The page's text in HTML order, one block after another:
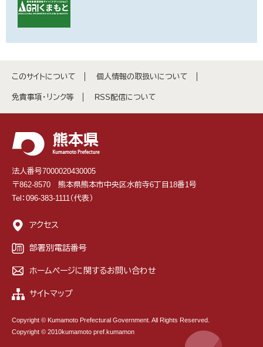
このサイトについて 個人情報の取扱いについて
免責事項・リンク等 RSS配信について
法人番号7000020430005
〒862-8570 熊本県熊本市中央区水前寺6丁目18番1号
Tel：096-383-1111（代表）
アクセス
部署別電話番号
ホームページに関するお問い合わせ
サイトマップ
Copyright © Kumamoto Prefectural Government. All Rights Reserved.
Copyright © 2010kumamoto pref.kumamon